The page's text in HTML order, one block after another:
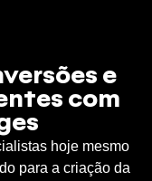
e
com
hoje mesmo
para a criação da